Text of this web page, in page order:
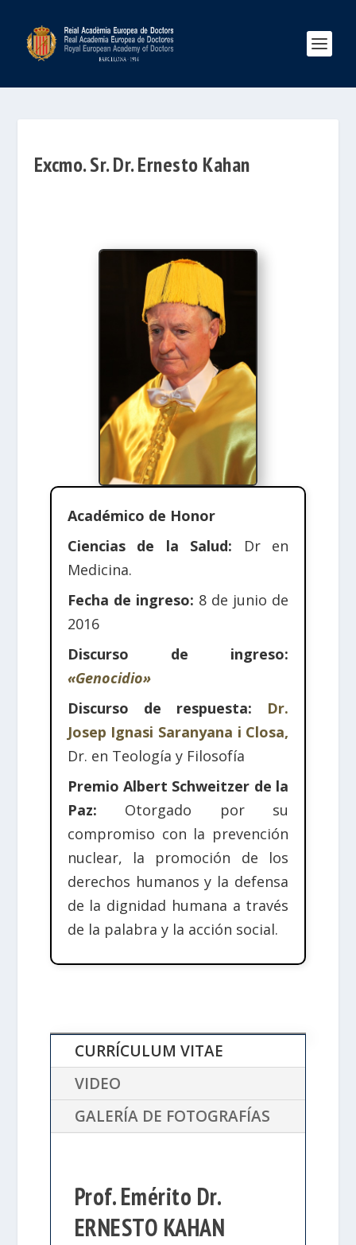
Excmo. Sr. Dr. Ernesto Kahan
Académico de Honor
Ciencias de la Salud: Dr en
Medicina.
Fecha de ingreso: 8 de junio de
2016
Discurso de ingreso:
«Genocidio»
Discurso de respuesta: Dr.
Josep Ignasi Saranyana i Closa,
Dr. en Teología y Filosofía
Premio Albert Schweitzer de la
Paz: Otorgado por su
compromiso con la prevención
nuclear, la promoción de los
derechos humanos y la defensa
de la dignidad humana a través
de la palabra y la acción social.
CURRÍCULUM VITAE
VIDEO
GALERÍA DE FOTOGRAFÍAS
Prof. Emérito Dr.
ERNESTO KAHAN